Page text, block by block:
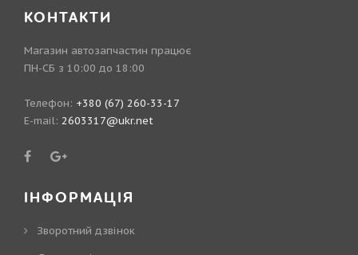
КОНТАКТИ
Магазин автозапчастин працює
ПН-СБ з 10:00 до 18:00
Телефон: +380 (67) 260-33-17
E-mail: 2603317@ukr.net
ІНФОРМАЦІЯ
Зворотний дзвінок